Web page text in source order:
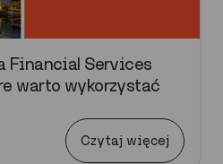
Financial Services
warto wykorzystać
Czytaj więcej